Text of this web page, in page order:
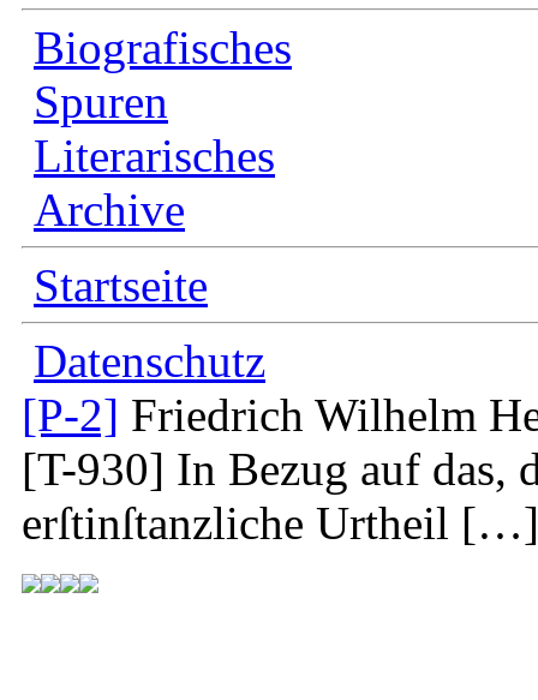
Biografisches
Spuren
Literarisches
Archive
Startseite
Datenschutz
[P-2] Friedrich Wilhelm
[T-930] In Bezug auf das,
erſtinſtanzliche Urtheil […]